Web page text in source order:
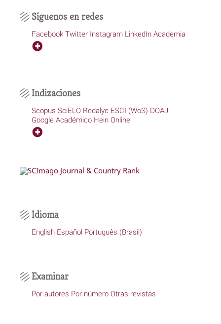
Síguenos en redes
Facebook Twitter Instagram LinkedIn Academia
Indizaciones
Scopus SciELO Redalyc ESCI (WoS) DOAJ
Google Académico Hein Online
Idioma
English Español Português (Brasil)
Examinar
Por autores Por número Otras revistas